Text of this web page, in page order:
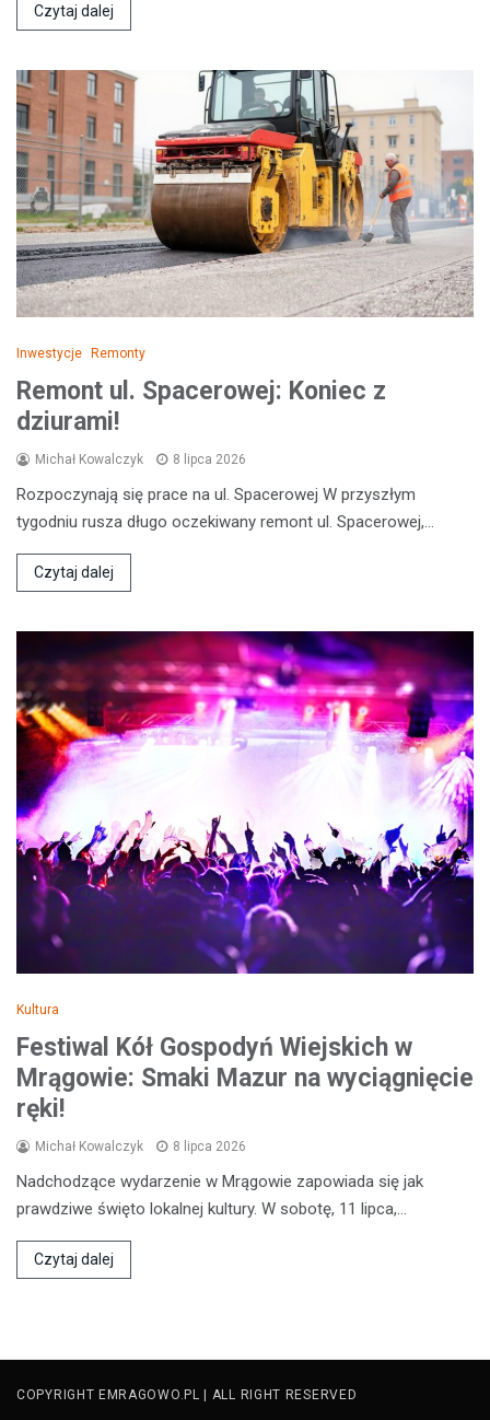
Czytaj dalej
Inwestycje Remonty
Remont ul. Spacerowej: Koniec z
dziurami!
Michał Kowalczyk 8 lipca 2026
Rozpoczynają się prace na ul. Spacerowej W przyszłym
tygodniu rusza długo oczekiwany remont ul. Spacerowej,…
Czytaj dalej
Kultura
Festiwal Kół Gospodyń Wiejskich w
Mrągowie: Smaki Mazur na wyciągnięcie
ręki!
Michał Kowalczyk 8 lipca 2026
Nadchodzące wydarzenie w Mrągowie zapowiada się jak
prawdziwe święto lokalnej kultury. W sobotę, 11 lipca,…
Czytaj dalej
COPYRIGHT EMRAGOWO.PL | ALL RIGHT RESERVED